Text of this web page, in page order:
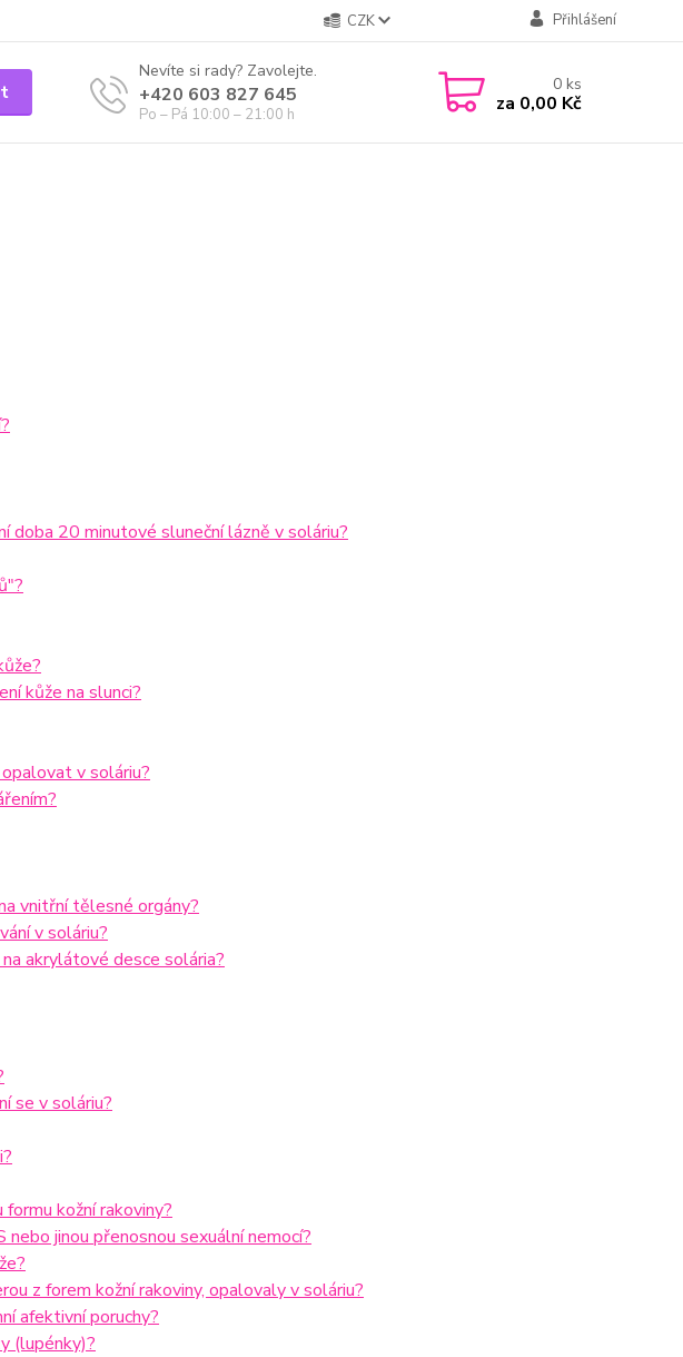
CZK Přihlášení
Nevíte si rady? Zavolejte.
+420 603 827 645
Po – Pá 10:00 – 21:00 h
0ks
za 0,00 Kč
doba 20 minutové sluneční lázně v soláriu?
kůže na slunci?
v soláriu?
vnitřní tělesné orgány?
v soláriu?
akrylátové desce solária?
se v soláriu?
kožní rakoviny?
jinou přenosnou sexuální nemocí?
z forem kožní rakoviny, opalovaly v soláriu?
afektivní poruchy?
(lupénky)?